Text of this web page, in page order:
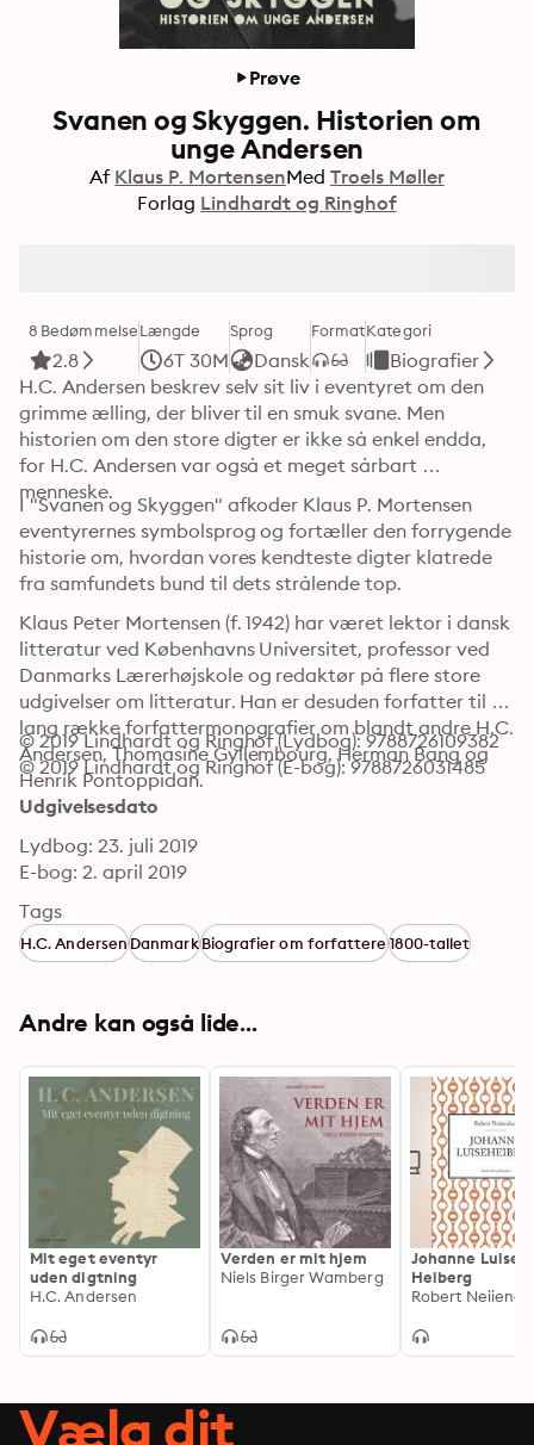
Prøve
Svanen og Skyggen. Historien om
unge Andersen
Af Klaus P. MortensenMed Troels Møller
Forlag Lindhardt og Ringhof
8 Bedømmelse
2.8
Længde
6T 30M
Sprog
Dansk
FormatKategori
Biografier
H.C. Andersen beskrev selv sit liv i eventyret om den
grimme ælling, der bliver til en smuk svane. Men
historien om den store digter er ikke så enkel endda,
for H.C. Andersen var også et meget sårbart
menneske.
I "Svanen og Skyggen" afkoder Klaus P. Mortensen
eventyrernes symbolsprog og fortæller den forrygende
historie om, hvordan vores kendteste digter klatrede
fra samfundets bund til dets strålende top.
Klaus Peter Mortensen (f. 1942) har været lektor i dansk
litteratur ved Københavns Universitet, professor ved
Danmarks Lærerhøjskole og redaktør på flere store
udgivelser om litteratur. Han er desuden forfatter til en
lang række forfattermonografier om blandt andre H.C.
Andersen, Thomasine Gyllembourg, Herman Bang og
Henrik Pontoppidan.
© 2019 Lindhardt og Ringhof (Lydbog): 9788726109382
© 2019 Lindhardt og Ringhof (E-bog): 9788726031485
Udgivelsesdato
Lydbog: 23. juli 2019
E-bog: 2. april 2019
Tags
H.C. AndersenDanmarkBiografier om forfattere1800-tallet
Andre kan også lide...
Mit eget eventyr
uden digtning
H.C. Andersen
Verden er mit hjem
Niels Birger Wamberg
Johanne Luise
Heiberg
Robert
Vælg dit